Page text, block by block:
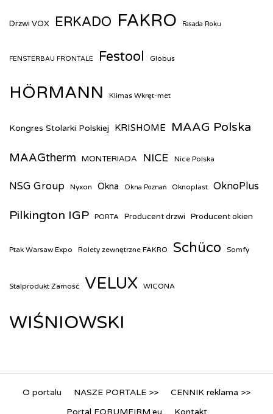
Drzwi VOX ERKADO FAKRO Fasada Roku
FENSTERBAU FRONTALE Festool Globus
HÖRMANN Klimas Wkręt-met
Kongres Stolarki Polskiej KRISHOME MAAG Polska
MAAGtherm MONTERIADA NICE Nice Polska
NSG Group Nyxon Okna Okna Poznań Oknoplast OknoPlus
Pilkington IGP PORTA Producent drzwi Producent okien
Ptak Warsaw Expo Rolety zewnętrzne FAKRO Schüco Somfy
Stalprodukt Zamość VELUX WICONA
WIŚNIOWSKI
O portalu NASZE PORTALE >>
CENNIK reklama >>